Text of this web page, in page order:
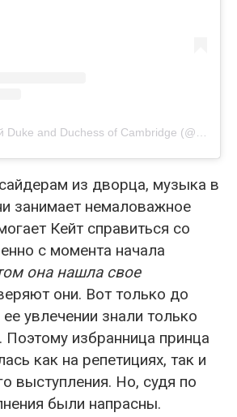
из дворца, музыка в
занимает немаловажное
Кейт справиться со
с момента начала
она нашла свое
они. Вот только до
увлечении знали только
избранница принца
как на репетициях, так и
выступления. Но, судя по
были напрасны.